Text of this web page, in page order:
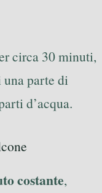
circa 30 minuti,
parte di
d’acqua.
costante,